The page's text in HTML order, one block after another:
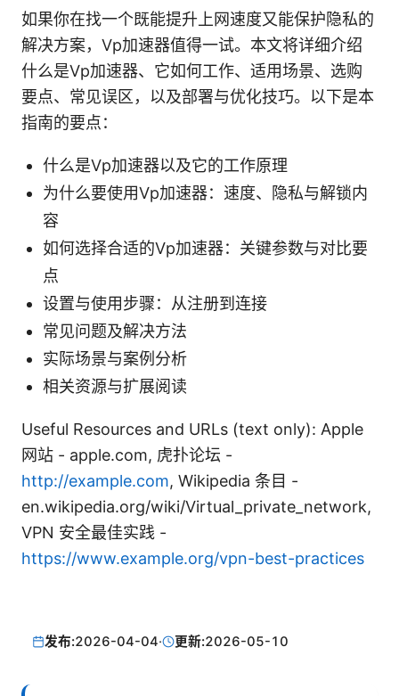
如果你在找一个既能提升上网速度又能保护隐私的
解决方案，Vp加速器值得一试。本文将详细介绍
什么是Vp加速器、它如何工作、适用场景、选购
要点、常见误区，以及部署与优化技巧。以下是本
指南的要点：
什么是Vp加速器以及它的工作原理
为什么要使用Vp加速器：速度、隐私与解锁内
容
如何选择合适的Vp加速器：关键参数与对比要
点
设置与使用步骤：从注册到连接
常见问题及解决方法
实际场景与案例分析
相关资源与扩展阅读
Useful Resources and URLs (text only): Apple
网站 - apple.com, 虎扑论坛 -
http://example.com, Wikipedia 条目 -
en.wikipedia.org/wiki/Virtual_private_network,
VPN 安全最佳实践 -
https://www.example.org/vpn-best-practices
发布:2026-04-04· 更新:2026-05-10